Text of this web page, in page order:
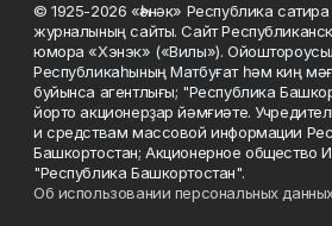
© 1925-2026 «Һәнәк» Республика
журналының сайты. Сайт
юмора «Хэнэк» («Вилы»).
Республикаһының Матбуғат һәм киң
буйынса агентлығы; "Республика
йорто акционерҙар йәмғиәте.
и средствам массовой информации
Башкортостан; Акционерное общество
"Республика Башкортостан".
Об использовании персональных